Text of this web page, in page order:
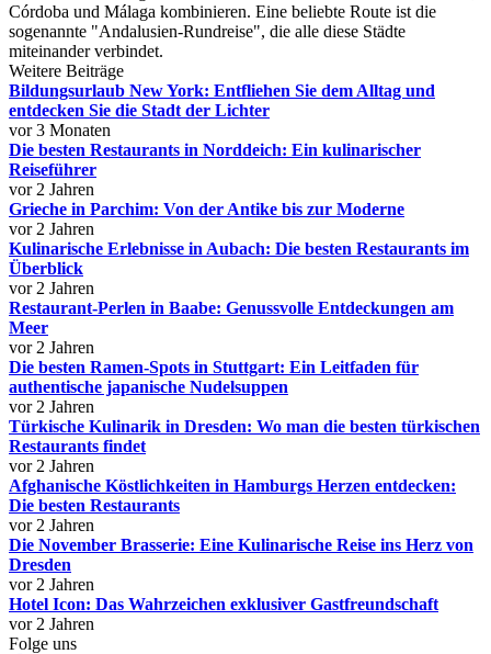
Córdoba und Málaga kombinieren. Eine beliebte Route ist die
sogenannte "Andalusien-Rundreise", die alle diese Städte
miteinander verbindet.
Weitere Beiträge
Bildungsurlaub New York: Entfliehen Sie dem Alltag und
entdecken Sie die Stadt der Lichter
vor 3 Monaten
Die besten Restaurants in Norddeich: Ein kulinarischer
Reiseführer
vor 2 Jahren
Grieche in Parchim: Von der Antike bis zur Moderne
vor 2 Jahren
Kulinarische Erlebnisse in Aubach: Die besten Restaurants im
Überblick
vor 2 Jahren
Restaurant-Perlen in Baabe: Genussvolle Entdeckungen am
Meer
vor 2 Jahren
Die besten Ramen-Spots in Stuttgart: Ein Leitfaden für
authentische japanische Nudelsuppen
vor 2 Jahren
Türkische Kulinarik in Dresden: Wo man die besten türkischen
Restaurants findet
vor 2 Jahren
Afghanische Köstlichkeiten in Hamburgs Herzen entdecken:
Die besten Restaurants
vor 2 Jahren
Die November Brasserie: Eine Kulinarische Reise ins Herz von
Dresden
vor 2 Jahren
Hotel Icon: Das Wahrzeichen exklusiver Gastfreundschaft
vor 2 Jahren
Folge uns